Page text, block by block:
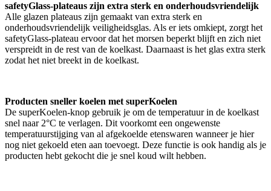
safetyGlass-plateaus zijn extra sterk en onderhoudsvriendelijk
Alle glazen plateaus zijn gemaakt van extra sterk en
onderhoudsvriendelijk veiligheidsglas. Als er iets omkiept, zorgt het
safetyGlass-plateau ervoor dat het morsen beperkt blijft en zich niet
verspreidt in de rest van de koelkast. Daarnaast is het glas extra sterk
zodat het niet breekt in de koelkast.
Producten sneller koelen met superKoelen
De superKoelen-knop gebruik je om de temperatuur in de koelkast
snel naar 2°C te verlagen. Dit voorkomt een ongewenste
temperatuurstijging van al afgekoelde etenswaren wanneer je hier
nog niet gekoeld eten aan toevoegt. Deze functie is ook handig als je
producten hebt gekocht die je snel koud wilt hebben.